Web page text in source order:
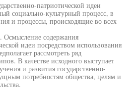
патриотической идеи
социально-культурный процесс, в
и процессы, происходящие во всех
Осмысление содержания
идеи посредством использования
рассмотреть ряд
В качестве исходного выступает
и развития государственно-
потребностям общества, целям и